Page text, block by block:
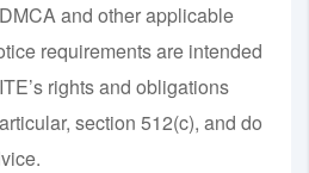
and other applicable
requirements are intended
rights and obligations
section 512(c), and do